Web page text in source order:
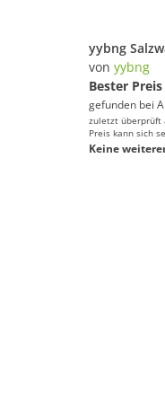
von yybng
Bester Preis
gefunden bei
zuletzt überprüft
Preis kann sich
Keine